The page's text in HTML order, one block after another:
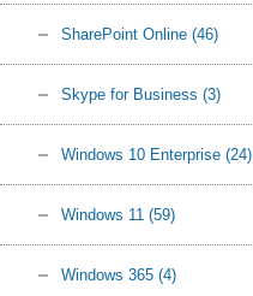
SharePoint Online (46)
Skype for Business (3)
Windows 10 Enterprise (24)
Windows 11 (59)
Windows 365 (4)